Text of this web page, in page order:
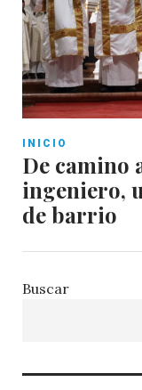
INICIO
De camino
ingeniero,
de barrio
Buscar